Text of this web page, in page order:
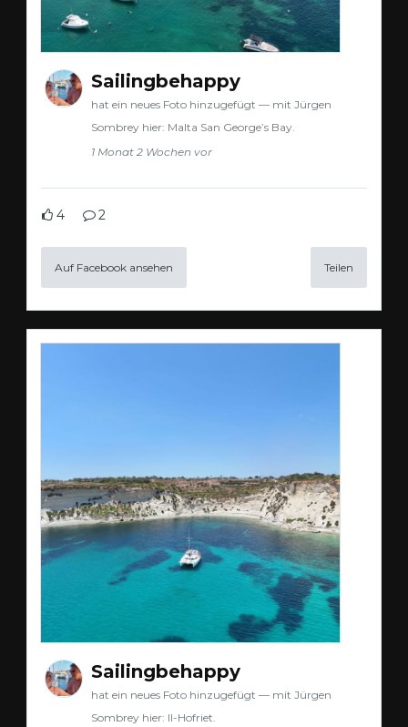
Sailingbehappy
hat ein neues Foto hinzugefügt — mit Jürgen
Sombrey hier: Malta San George’s Bay.
1 Monat 2 Wochen vor
4 2
Auf Facebook ansehen Teilen
Sailingbehappy
hat ein neues Foto hinzugefügt — mit Jürgen
Sombrey hier: Il-Hofriet.